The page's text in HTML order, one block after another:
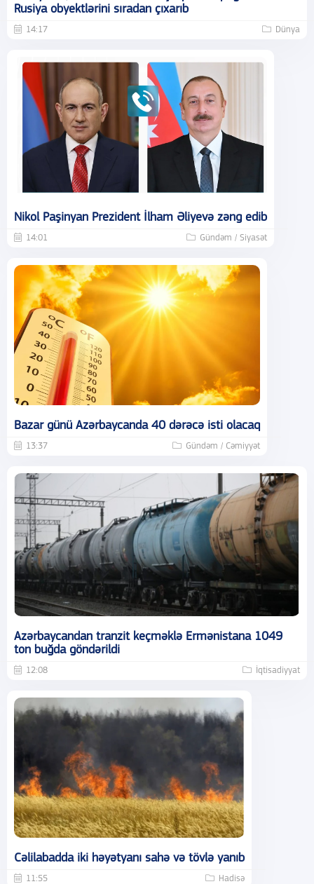
Rusiya obyektlərini sıradan çıxarıb
14:17 Dünya
Nikol Paşinyan Prezident İlham Əliyevə zəng edib
14:01 Gündəm / Siyasət
Bazar günü Azərbaycanda 40 dərəcə isti olacaq
13:37 Gündəm / Cəmiyyət
Azərbaycandan tranzit keçməklə Ermənistana 1049
ton buğda göndərildi
12:08 İqtisadiyyat
Cəlilabadda iki həyətyanı sahə və tövlə yanıb
11:55 Hadisə